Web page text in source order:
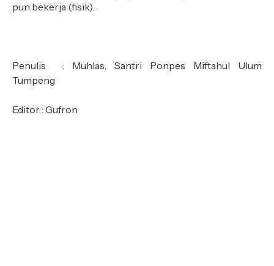
pun bekerja (fisik).
Penulis
: Muhlas, Santri Ponpes Miftahul Ulum
Tumpeng
Editor: Gufron